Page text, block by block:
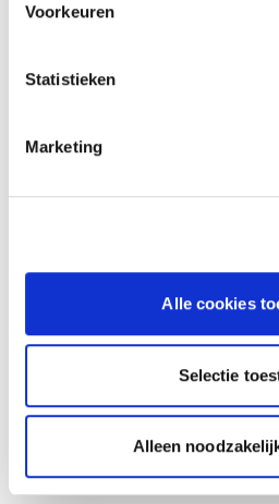
Voorkeuren
Statistieken
Marketing
Alle cookies
Selectie
Alleen